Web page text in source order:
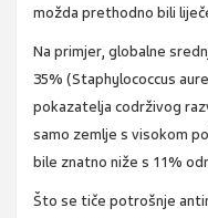
možda prethodno bili
Na primjer, globalne
35% (Staphylococcus
pokazatelja codrživog
samo zemlje s visokom
bile znatno niže s 11%
Što se tiče potrošnje